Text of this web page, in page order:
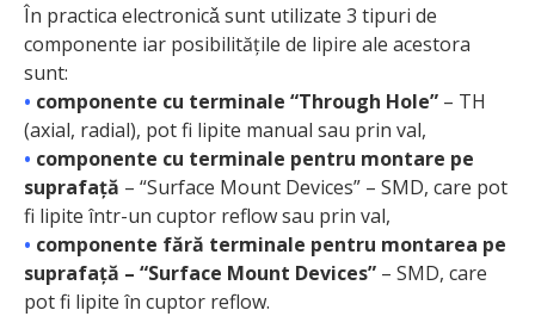
În practica electronicǎ sunt utilizate 3 tipuri de
componente iar posibilitățile de lipire ale acestora
sunt:
• componente cu terminale “Through Hole” – TH
(axial, radial), pot fi lipite manual sau prin val,
• componente cu terminale pentru montare pe
suprafață – “Surface Mount Devices” – SMD, care pot
fi lipite într-un cuptor reflow sau prin val,
• componente fără terminale pentru montarea pe
suprafață – “Surface Mount Devices” – SMD, care
pot fi lipite în cuptor reflow.